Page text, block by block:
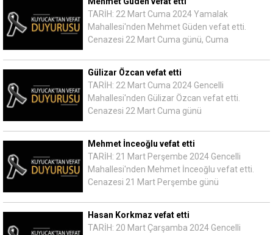
TARİH: 22 Mart Cuma 2024 Yamalak
Mahallesi'nden Mehmet Güden vefat etti.
Cenazesi 22 Mart Cuma günü, Cuma
Gülizar Özcan vefat etti
TARİH: 22 Mart Cuma 2024 Gencelli
Mahallesi'nden Gülizar Özcan vefat etti.
Cenazesi 22 Mart Cuma günü
Mehmet İnceoğlu vefat etti
TARİH: 21 Mart Perşembe 2024 Gencelli
Mahallesi'nden Mehmet İnceoğlu vefat etti.
Cenazesi 21 Mart Perşembe günü
Hasan Korkmaz vefat etti
TARİH: 20 Mart Çarşamba 2024 Gencelli